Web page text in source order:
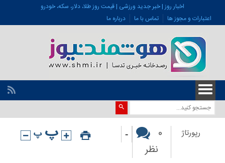
اخبار روز | خبر جدید ورزشی | قیمت روز طلا، دلار، سکه، خودرو
اعتبارات و مجوز ها
تماس با ما درباره ما
رپورتاژ
0
نظر
-